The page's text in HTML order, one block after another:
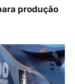
produção